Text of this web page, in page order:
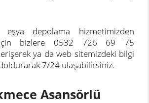
eşya depolama hizmetimizden
için bizlere 0532 726 69 75
ya da web sitemizdeki bilgi
7/24 ulaşabilirsiniz.
Asansörlü